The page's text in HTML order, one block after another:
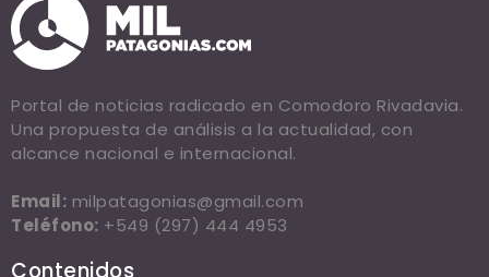
Portal de noticias radicado en Comodoro Rivadavia.
Una propuesta de análisis a la actualidad, con
alcance nacional e internacional.
Email: milpatagonias@gmail.com
Teléfono: +549 (297) 444 4953